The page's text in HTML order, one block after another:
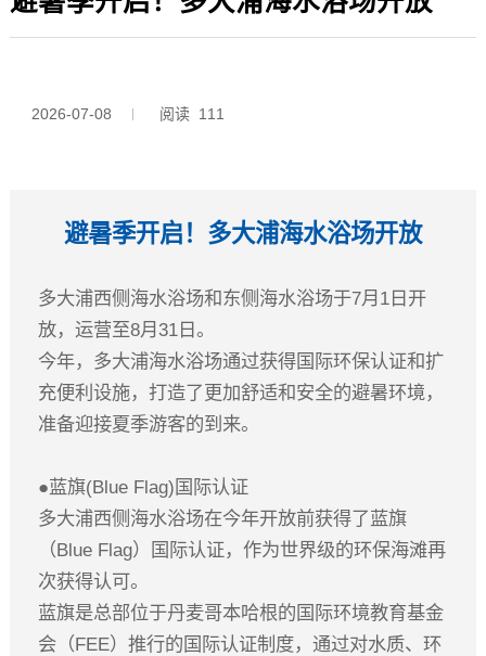
2026-07-08 阅读 111
避暑季开启！多大浦海水浴场开放
多大浦西侧海水浴场和东侧海水浴场于7月1日开
放，运营至8月31日。
今年，多大浦海水浴场通过获得国际环保认证和扩
充便利设施，打造了更加舒适和安全的避暑环境，
准备迎接夏季游客的到来。
●蓝旗(Blue Flag)国际认证
多大浦西侧海水浴场在今年开放前获得了蓝旗
（Blue Flag）国际认证，作为世界级的环保海滩再
次获得认可。
蓝旗是总部位于丹麦哥本哈根的国际环境教育基金
会（FEE）推行的国际认证制度，通过对水质、环